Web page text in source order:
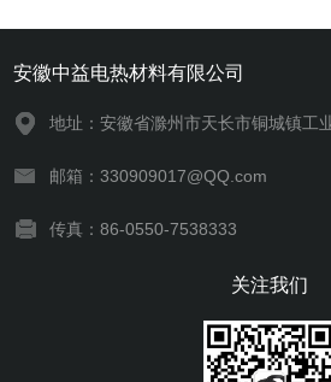
安徽中益电热材料有限公司
地址：安徽省滁州市天长市铜城镇工
邮箱：330909017@QQ.com
传真：86-0550-7538333
关注我们